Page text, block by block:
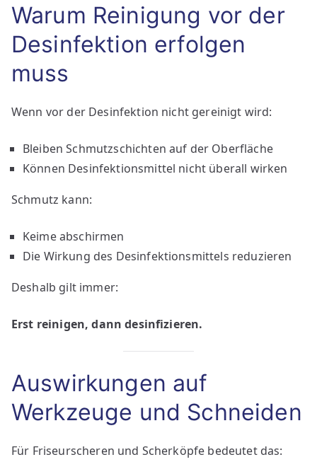
Warum Reinigung vor der
Desinfektion erfolgen
muss
Wenn vor der Desinfektion nicht gereinigt wird:
Bleiben Schmutzschichten auf der Oberfläche
Können Desinfektionsmittel nicht überall wirken
Schmutz kann:
Keime abschirmen
Die Wirkung des Desinfektionsmittels reduzieren
Deshalb gilt immer:
Erst reinigen, dann desinfizieren.
Auswirkungen auf
Werkzeuge und Schneiden
Für Friseurscheren und Scherköpfe bedeutet das: